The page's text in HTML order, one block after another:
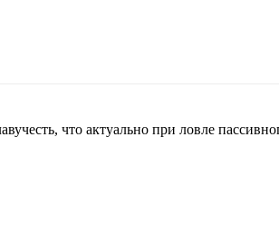
что актуально при ловле